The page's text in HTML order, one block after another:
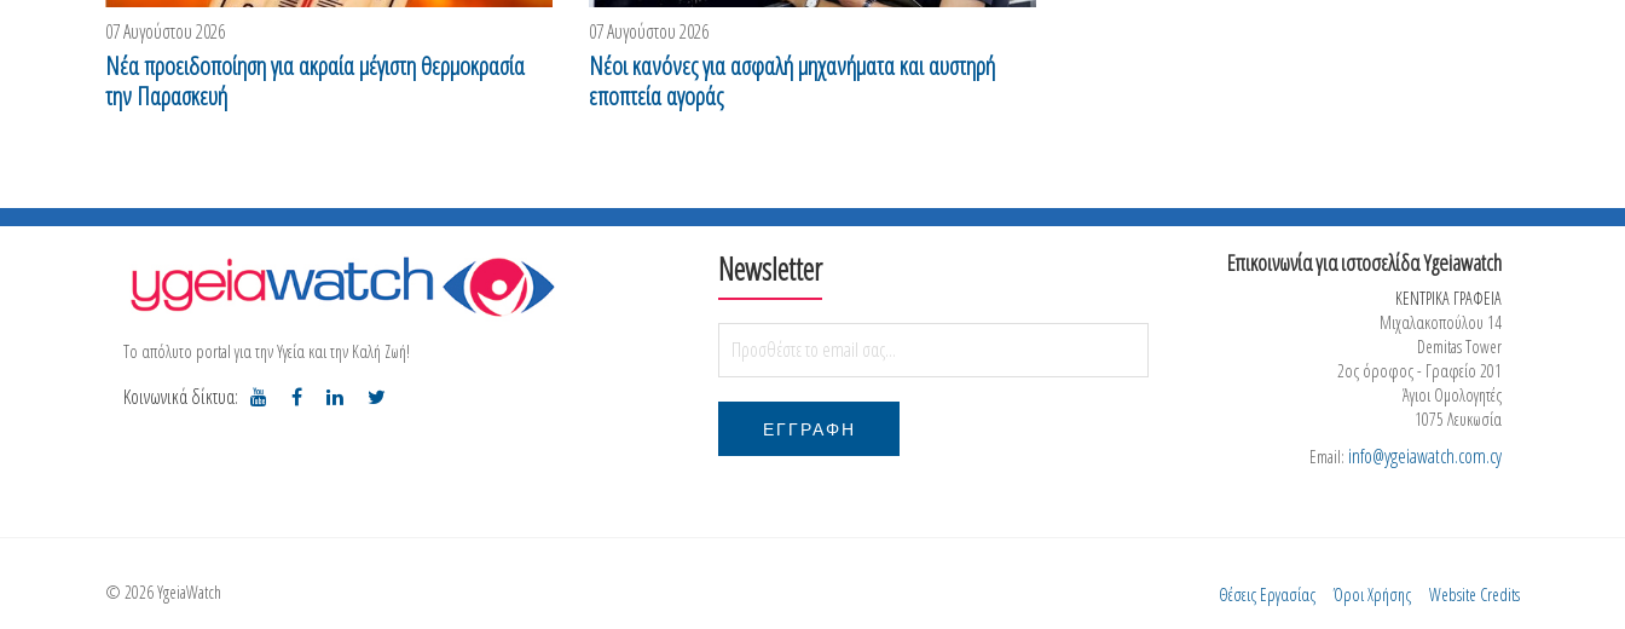
07 Αυγούστου 2026
Νέα προειδοποίηση για ακραία μέγιστη θερμοκρασία
την Παρασκευή
07 Αυγούστου 2026
Νέοι κανόνες για ασφαλή μηχανήματα και αυστηρή
εποπτεία αγοράς
Το απόλυτο portal για την Υγεία και την Καλή Ζωή!
Κοινωνικά δίκτυα:
Newsletter Επικοινωνία για ιστοσελίδα Ygeiawatch
ΚΕΝΤΡΙΚΑ ΓΡΑΦΕΙΑ
Μιχαλακοπούλου 14
Demitas Tower
2ος όροφος - Γραφείο 201
Άγιοι Ομολογητές
1075 Λευκωσία
Email: info@ygeiawatch.com.cy
Θέσεις Εργασίας Όροι Χρήσης Website Credits
© 2026 YgeiaWatch